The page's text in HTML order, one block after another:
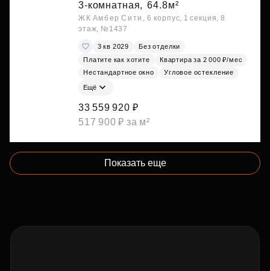
3-комнатная, 64.8м²
ЖК Амбер Сити, 6 корпус, 1 секция, 8
этаж, №1437
3 кв 2029
Без отделки
Платите как хотите
Квартира за 2 000 ₽/мес
Нестандартное окно
Угловое остекление
Ещё
33 559 920 ₽
517 900 ₽ за м²
Показать еще